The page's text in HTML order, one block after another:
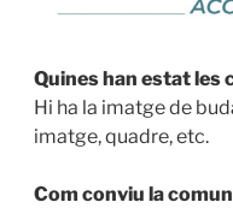
Quines han estat les
Hi ha la imatge de
imatge, quadre, etc.
Com conviu la